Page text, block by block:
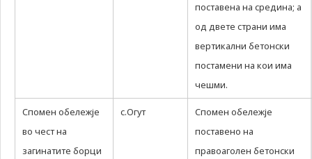
поставена на средина; а
од двете страни има
вертикални бетонски
постамени на кои има
чешми.
Спомен обележје
во чест на
загинатите борци
с.Огут
Спомен обележје
поставено на
правоаголен бетонски